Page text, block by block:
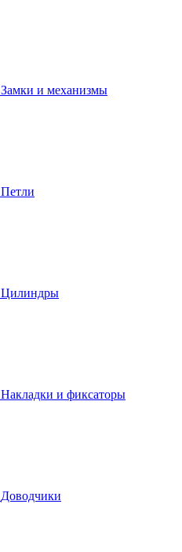
Замки и механизмы
Петли
Цилиндры
Накладки и фиксаторы
Доводчики